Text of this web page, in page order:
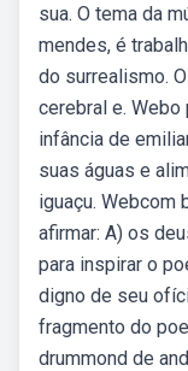
sua. O tema da
mendes, é
do surrealismo.
cerebral e. Webo
infância de
suas águas e
iguaçu. Webcom
afirmar: A) os
para inspirar o
digno de seu
fragmento do
drummond de